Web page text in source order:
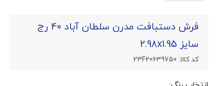
فرش دستبافت مدرن سلطان آباد 40 رج
سایز 2.98x1.95
کد کالا: 23F20639750